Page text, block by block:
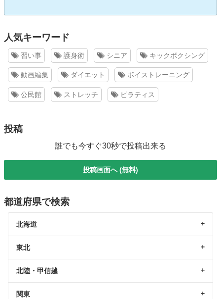
人気キーワード
習い事 護身術 シニア キックボクシング
動画編集 ダイエット ボイストレーニング
公民館 ストレッチ ピラティス
投稿
誰でも今すぐ30秒で投稿出来る
投稿画面へ (無料)
都道府県で検索
北海道
東北
北陸・甲信越
関東